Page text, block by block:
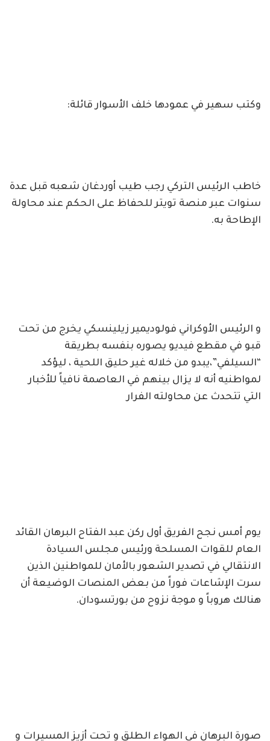
وكتب سهير في عمودها خلف الأسوار قائلة:
خاطب الرئيس التركي رجب طيب أوردغان شعبه قبل عدة
سنوات عبر منصة تويتر للحفاظ على الحكم عند محاولة
الإطاحة به.
و الرئيس الأوكراني فولوديمير زيلينسكي يخرج من تحت
قبو في مقطع فيديو يصوره بنفسه بطريقة
“السيلفي”،يبدو من خلاله غير حليق اللحية ، ليؤكد
لمواطنيه أنه لا يزال بينهم في العاصمة نافياً للأخبار
التي تتحدث عن محاولته الفرار
يوم أمس نجح الفريق أول ركن عبد الفتاح البرهان القائد
العام للقوات المسلحة ورئيس مجلس السيادة
الانتقالي في تصدير الشعور بالأمان للمواطنين الذين
سرت الإشاعات فوراً من بعض المنصات الوضيعة أن
هنالك هروباً و موجة نزوح من بورتسودان.
صورة البرهان في الهواء الطلق و تحت أزيز المسيرات و